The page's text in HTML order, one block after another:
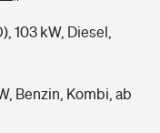
103 kW, Diesel,
Benzin, Kombi, ab